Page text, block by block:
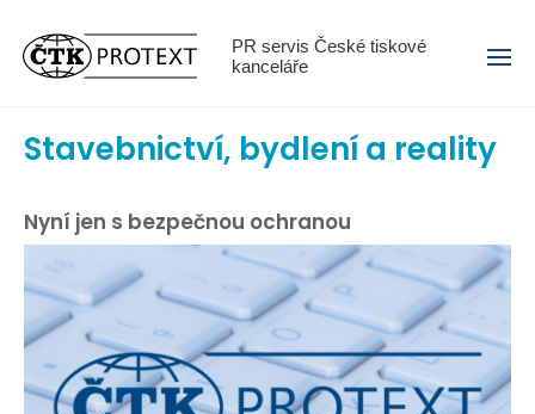
PR servis České tiskové
kanceláře
Menu
Stavebnictví, bydlení a reality
Nyní jen s bezpečnou ochranou